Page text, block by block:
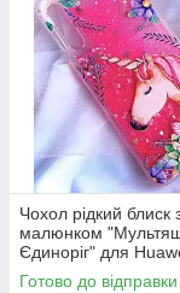
Чохол рідкий блиск
малюнком
Єдиноріг" для
9X/ P Smart Pro
Готово до відправки